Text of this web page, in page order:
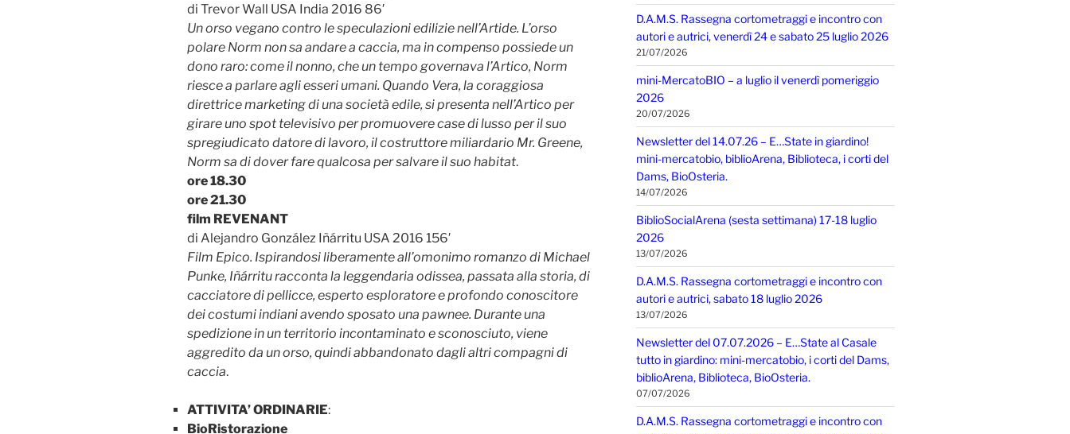
di Trevor Wall USA India 2016 86′
Un orso vegano contro le speculazioni edilizie nell’Artide. L’orso
polare Norm non sa andare a caccia, ma in compenso possiede un
dono raro: come il nonno, che un tempo governava l’Artico, Norm
riesce a parlare agli esseri umani. Quando Vera, la coraggiosa
direttrice marketing di una società edile, si presenta nell’Artico per
girare uno spot televisivo per promuovere case di lusso per il suo
spregiudicato datore di lavoro, il costruttore miliardario Mr. Greene,
Norm sa di dover fare qualcosa per salvare il suo habitat.
ore 18.30
ore 21.30
film REVENANT
di Alejandro González Iñárritu USA 2016 156′
Film Epico. Ispirandosi liberamente all’omonimo romanzo di Michael
Punke, Iñárritu racconta la leggendaria odissea, passata alla storia, di
cacciatore di pellicce, esperto esploratore e profondo conoscitore
dei costumi indiani avendo sposato una pawnee. Durante una
spedizione in un territorio incontaminato e sconosciuto, viene
aggredito da un orso, quindi abbandonato dagli altri compagni di
caccia.
ATTIVITA’ ORDINARIE:
BioRistorazione
D.A.M.S. Rassegna cortometraggi e incontro con
autori e autrici, venerdì 24 e sabato 25 luglio 2026
21/07/2026
mini-MercatoBIO – a luglio il venerdì pomeriggio
2026
20/07/2026
Newsletter del 14.07.26 – E…State in giardino!
mini-mercatobio, biblioArena, Biblioteca, i corti del
Dams, BioOsteria.
14/07/2026
BiblioSocialArena (sesta settimana) 17-18 luglio
2026
13/07/2026
D.A.M.S. Rassegna cortometraggi e incontro con
autori e autrici, sabato 18 luglio 2026
13/07/2026
Newsletter del 07.07.2026 – E…State al Casale
tutto in giardino: mini-mercatobio, i corti del Dams,
biblioArena, Biblioteca, BioOsteria.
07/07/2026
D.A.M.S. Rassegna cortometraggi e incontro con